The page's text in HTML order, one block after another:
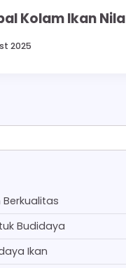
Kolam Ikan Nila
2025
Budidaya
Ikan